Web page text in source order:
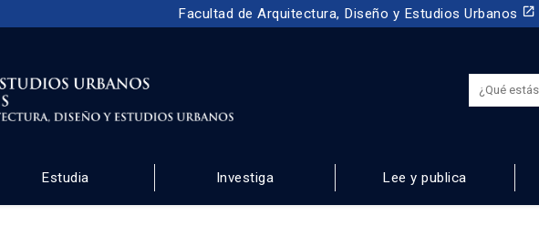
Facultad de Arquitectura, Diseño y Estudios Urbanos launch
Y ESTUDIOS URBANOS
Estudia Investiga Lee y publica